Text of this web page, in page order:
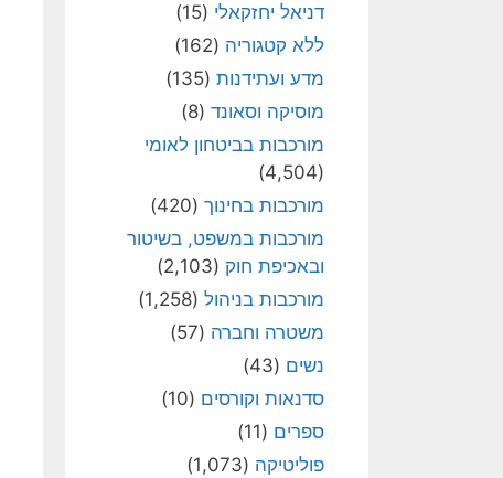
דניאל יחזקאלי (15)
ללא קטגוריה (162)
מדע ועתידנות (135)
מוסיקה וסאונד (8)
מורכבות בביטחון לאומי
(4,504)
מורכבות בחינוך (420)
מורכבות במשפט, בשיטור
ובאכיפת חוק (2,103)
מורכבות בניהול (1,258)
משטרה וחברה (57)
נשים (43)
סדנאות וקורסים (10)
ספרים (11)
פוליטיקה (1,073)